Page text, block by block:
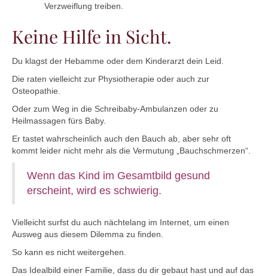
Verzweiflung treiben.
Keine Hilfe in Sicht.
Du klagst der Hebamme oder dem Kinderarzt dein Leid.
Die raten vielleicht zur Physiotherapie oder auch zur
Osteopathie.
Oder zum Weg in die Schreibaby-Ambulanzen oder zu
Heilmassagen fürs Baby.
Er tastet wahrscheinlich auch den Bauch ab, aber sehr oft
kommt leider nicht mehr als die Vermutung „Bauchschmerzen“.
Wenn das Kind im Gesamtbild gesund
erscheint, wird es schwierig.
Vielleicht surfst du auch nächtelang im Internet, um einen
Ausweg aus diesem Dilemma zu finden.
So kann es nicht weitergehen.
Das Idealbild einer Familie, dass du dir gebaut hast und auf das